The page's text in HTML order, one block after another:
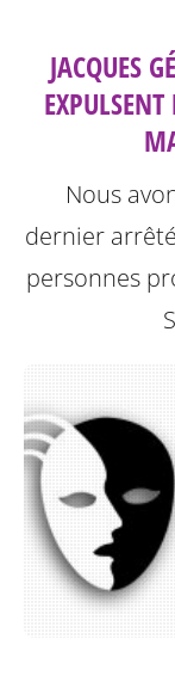
JACQUES
Nous
dernier
personnes